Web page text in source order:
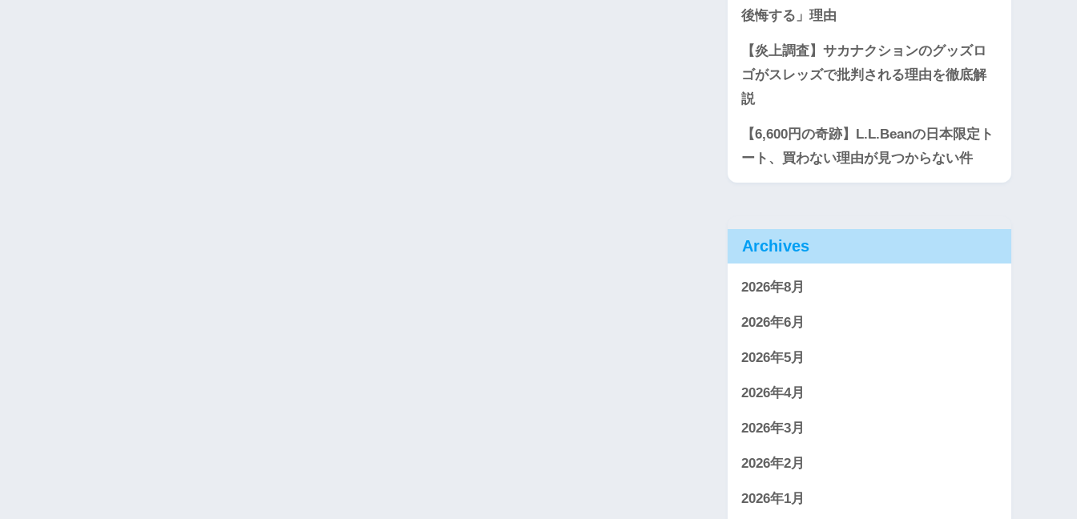
後悔する」理由
【炎上調査】サカナクションのグッズロ
ゴがスレッズで批判される理由を徹底解
説
【6,600円の奇跡】L.L.Beanの日本限定ト
ート、買わない理由が見つからない件
Archives
2026年8月
2026年6月
2026年5月
2026年4月
2026年3月
2026年2月
2026年1月